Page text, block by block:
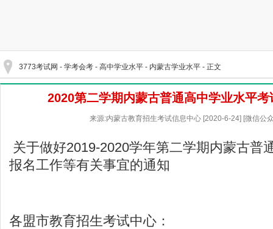
3773考试网 - 学考会考 - 高中学业水平 - 内蒙古学业水平 - 正文
2020第二学期内蒙古普通高中学业水平
来源:内蒙古教育招生考试信息中心 [2020-6-24] [微信公
关于做好2019-2020学年第二学期内蒙古普
报名工作等有关事宜的通知
各盟市教育招生考试中心：